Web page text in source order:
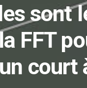
sont
FFT